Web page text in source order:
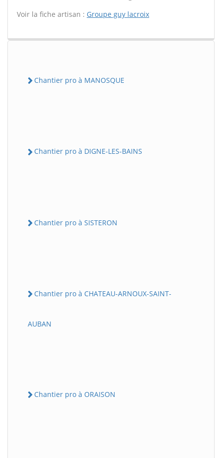
Voir la fiche artisan : Groupe guy lacroix
Chantier pro à MANOSQUE
Chantier pro à DIGNE-LES-BAINS
Chantier pro à SISTERON
Chantier pro à CHATEAU-ARNOUX-SAINT-
AUBAN
Chantier pro à ORAISON